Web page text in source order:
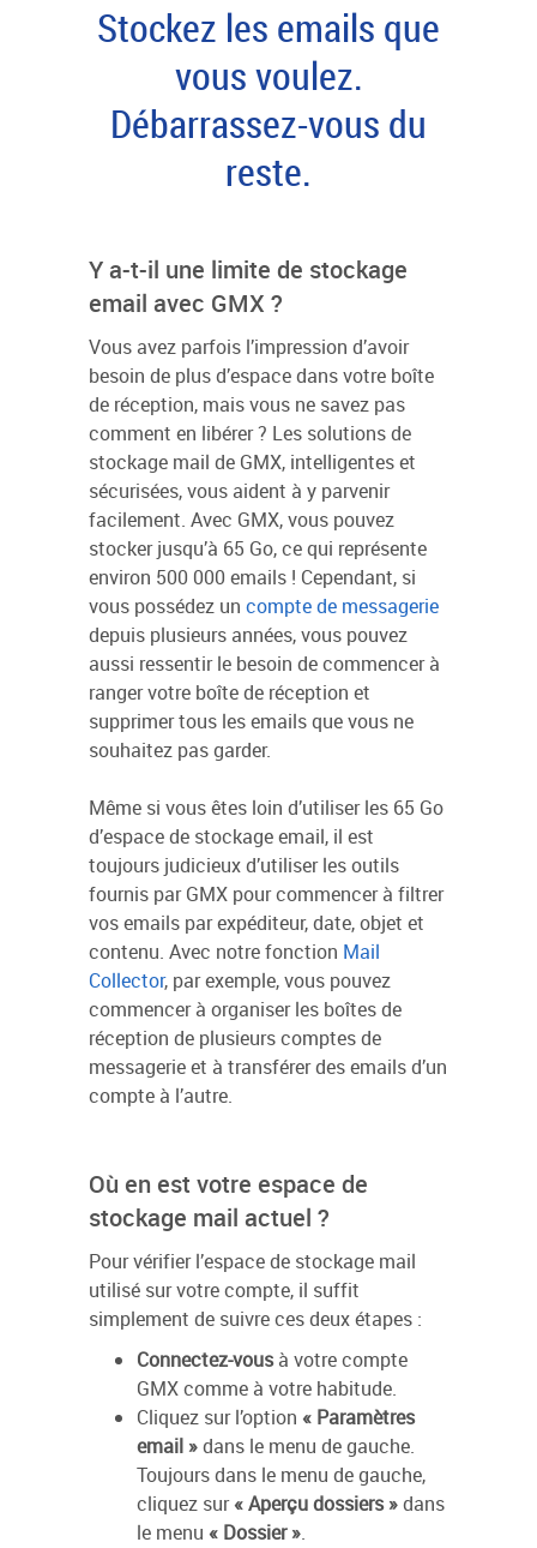
Stockez les emails que
vous voulez.
Débarrassez-vous du
reste.
Y a-t-il une limite de stockage
email avec GMX ?
Vous avez parfois l’impression d’avoir
besoin de plus d’espace dans votre boîte
de réception, mais vous ne savez pas
comment en libérer ? Les solutions de
stockage mail de GMX, intelligentes et
sécurisées, vous aident à y parvenir
facilement. Avec GMX, vous pouvez
stocker jusqu’à 65 Go, ce qui représente
environ 500 000 emails ! Cependant, si
vous possédez un compte de messagerie
depuis plusieurs années, vous pouvez
aussi ressentir le besoin de commencer à
ranger votre boîte de réception et
supprimer tous les emails que vous ne
souhaitez pas garder.
Même si vous êtes loin d’utiliser les 65 Go
d’espace de stockage email, il est
toujours judicieux d’utiliser les outils
fournis par GMX pour commencer à filtrer
vos emails par expéditeur, date, objet et
contenu. Avec notre fonction Mail
Collector, par exemple, vous pouvez
commencer à organiser les boîtes de
réception de plusieurs comptes de
messagerie et à transférer des emails d’un
compte à l’autre.
Où en est votre espace de
stockage mail actuel ?
Pour vérifier l’espace de stockage mail
utilisé sur votre compte, il suffit
simplement de suivre ces deux étapes :
Connectez-vousà votre compte
GMX comme à votre habitude.
Cliquez sur l’option « Paramètres
email »dans le menu de gauche.
Toujours dans le menu de gauche,
cliquez sur« Aperçu dossiers »dans
le menu « Dossier ».